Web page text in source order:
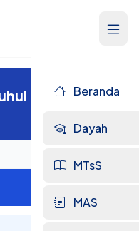
Beranda
Dayah
MTsS
MAS
Qurani